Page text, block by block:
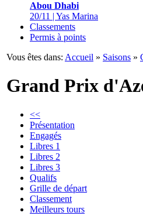
Abou Dhabi
20/11 | Yas Marina
Classements
Permis à points
Vous êtes dans: Accueil » Saisons »
Grand Prix
<<
Présentation
Engagés
Libres 1
Libres 2
Libres 3
Qualifs
Grille de départ
Classement
Meilleurs tours